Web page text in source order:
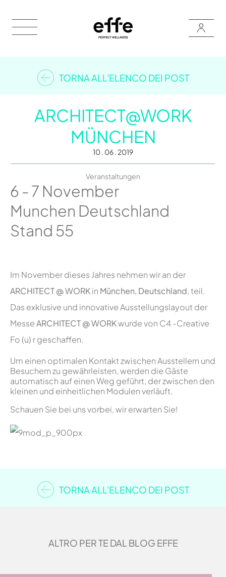
TORNA ALL'ELENCO DEI POST
ARCHITECT@WORK
MÜNCHEN
10 . 06 . 2019
Veranstaltungen
6 - 7 November
Munchen Deutschland
Stand 55
Im November dieses Jahres nehmen wir an der
ARCHITECT @ WORKin München, Deutschland, teil.
Das exklusive und innovative Ausstellungslayout der
MesseARCHITECT @ WORKwurde von C4 -Creative
Fo (u) r geschaffen.
Um einen optimalen Kontakt zwischen Ausstellern und
Besuchern zu gewährleisten, werden die Gäste
automatisch auf einen Weg geführt, der zwischen den
kleinen und einheitlichen Modulen verläuft.
Schauen Sie bei uns vorbei, wir erwarten Sie!
TORNA ALL'ELENCO DEI POST
ALTRO PER TE DAL BLOG EFFE